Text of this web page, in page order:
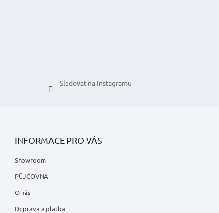
Sledovat na Instagramu
INFORMACE PRO VÁS
Showroom
PŮJČOVNA
O nás
Doprava a platba